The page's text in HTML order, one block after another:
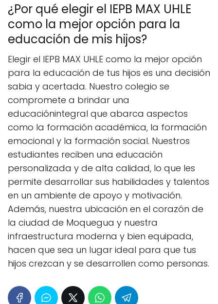
¿Por qué elegir el IEPB MAX UHLE
como la mejor opción para la
educación de mis hijos?
Elegir el IEPB MAX UHLE como la mejor opción
para la educación de tus hijos es una decisión
sabia y acertada. Nuestro colegio se
compromete a brindar una
educaciónintegral que abarca aspectos
como la formación académica, la formación
emocional y la formación social. Nuestros
estudiantes reciben una educación
personalizada y de alta calidad, lo que les
permite desarrollar sus habilidades y talentos
en un ambiente de apoyo y motivación.
Además, nuestra ubicación en el corazón de
la ciudad de Moquegua y nuestra
infraestructura moderna y bien equipada,
hacen que sea un lugar ideal para que tus
hijos crezcan y se desarrollen como personas.